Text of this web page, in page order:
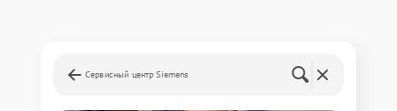
Сервисный центр Siemens